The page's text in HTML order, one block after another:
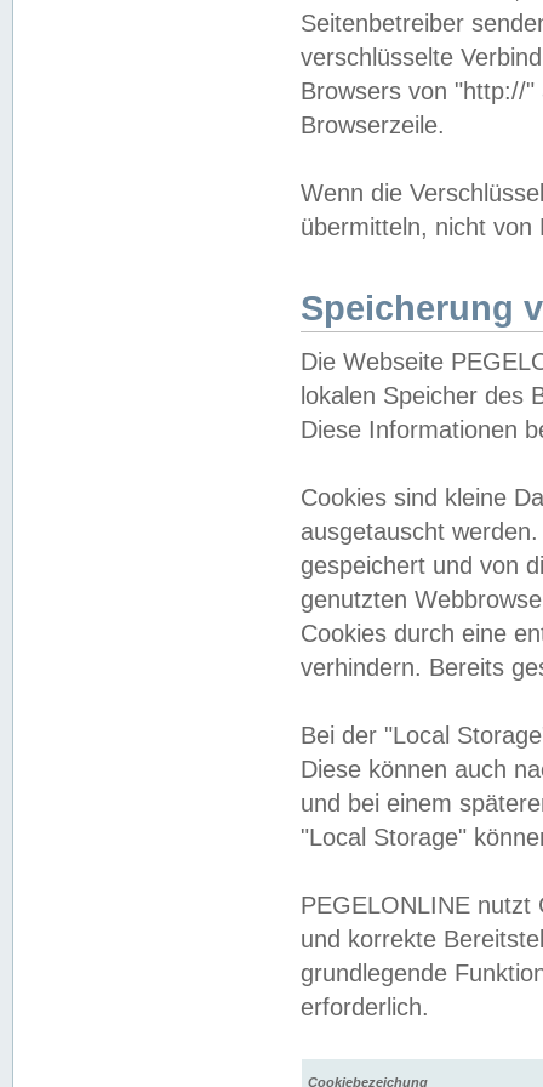
Seitenbetreiber
verschlüsselte
Browsers von "http://
Browserzeile.
Wenn die
übermitteln, nicht von
Speicherung
Die Webseite
lokalen Speicher des
Diese Informationen
Cookies sind kleine
ausgetauscht
gespeichert und von
genutzten
Cookies durch eine
verhindern. Bereits
Bei der "Local
Diese können auch
und bei einem
"Local Storage"
PEGELONLINE nutzt
und korrekte
grundlegende
erforderlich.
Cookiebezeichung